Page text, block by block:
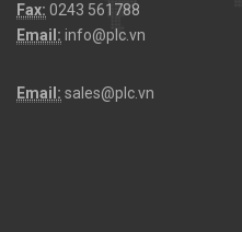
Fax: 0243 561788
Email: info@plc.vn
Email: sales@plc.vn